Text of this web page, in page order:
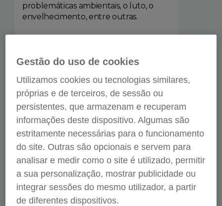
problemáticas ambientais, o luto, o
envelhecimento, entre outras.
Formação
Capacitando os nossos profissionais
para um atendimento mais adequado
aos clientes e às suas famílias.
Desenvolvendo iniciativas de
investigação que impulsionem o
Gestão do uso de cookies
Utilizamos cookies ou tecnologias similares,
próprias e de terceiros, de sessão ou
persistentes, que armazenam e recuperam
informações deste dispositivo. Algumas são
estritamente necessárias para o funcionamento
do site. Outras são opcionais e servem para
analisar e medir como o site é utilizado, permitir
a sua personalização, mostrar publicidade ou
integrar sessões do mesmo utilizador, a partir
de diferentes dispositivos.